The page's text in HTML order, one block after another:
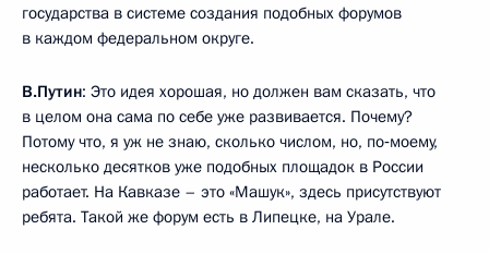
государства в системе создания подобных форумов
в каждом федеральном округе.
В.Путин: Это идея хорошая, но должен вам сказать, что
в целом она сама по себе уже развивается. Почему?
Потому что, я уж не знаю, сколько числом, но, по‑моему,
несколько десятков уже подобных площадок в России
работает. На Кавказе – это «Машук», здесь присутствуют
ребята. Такой же форум есть в Липецке, на Урале.